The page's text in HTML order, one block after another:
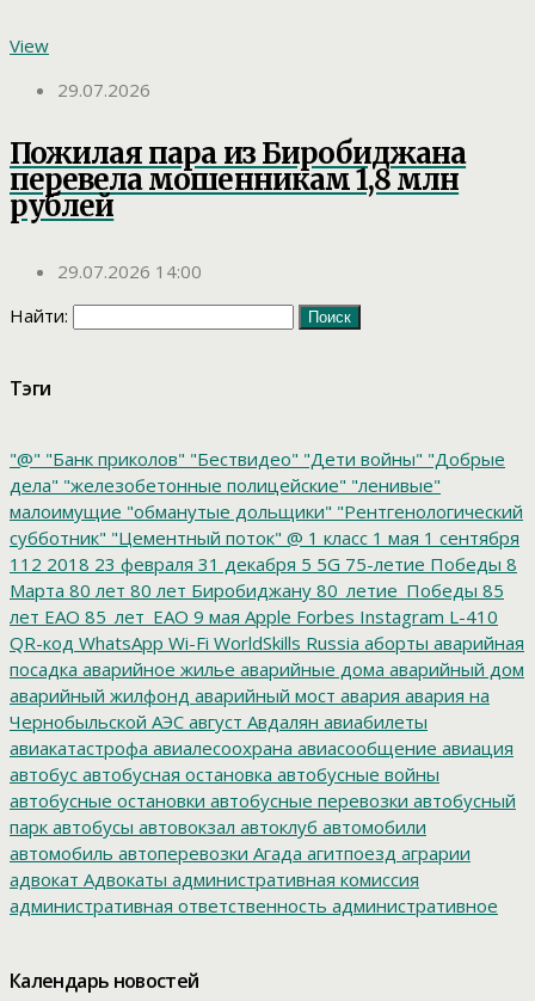
View
29.07.2026
Пожилая пара из Биробиджана
перевела мошенникам 1,8 млн
рублей
29.07.2026 14:00
Найти:
Тэги
"@" "Банк приколов" "Бествидео" "Дети войны" "Добрые
дела" "железобетонные полицейские" "ленивые"
малоимущие "обманутые дольщики" "Рентгенологический
субботник" "Цементный поток" @ 1 класс 1 мая 1 сентября
112 2018 23 февраля 31 декабря 5 5G 75-летие Победы 8
Марта 80 лет 80 лет Биробиджану 80_летие_Победы 85
лет ЕАО 85_лет_ЕАО 9 мая Apple Forbes Instagram L-410
QR-код WhatsApp Wi-Fi WorldSkills Russia аборты аварийная
посадка аварийное жилье аварийные дома аварийный дом
аварийный жилфонд аварийный мост авария авария на
Чернобыльской АЭС август Авдалян авиабилеты
авиакатастрофа авиалесоохрана авиасообщение авиация
автобус автобусная остановка автобусные войны
автобусные остановки автобусные перевозки автобусный
парк автобусы автовокзал автоклуб автомобили
автомобиль автоперевозки Агада агитпоезд аграрии
адвокат Адвокаты административная комиссия
административная ответственность административное
БуксманАлександр Винников
Календарь новостей